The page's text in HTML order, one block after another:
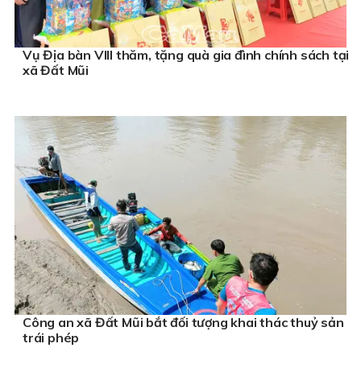
Vụ Địa bàn VIII thăm, tặng quà gia đình chính sách tại
xã Đất Mũi
Công an xã Đất Mũi bắt đối tượng khai thác thuỷ sản
trái phép